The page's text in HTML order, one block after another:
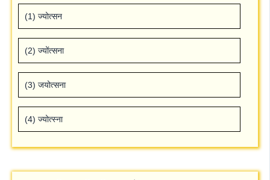
(1) ज्‍योत्‍सन
(2) ज्‍योंत्‍सना
(3) जयोत्‍सना
(4) ज्‍योत्‍स्‍ना